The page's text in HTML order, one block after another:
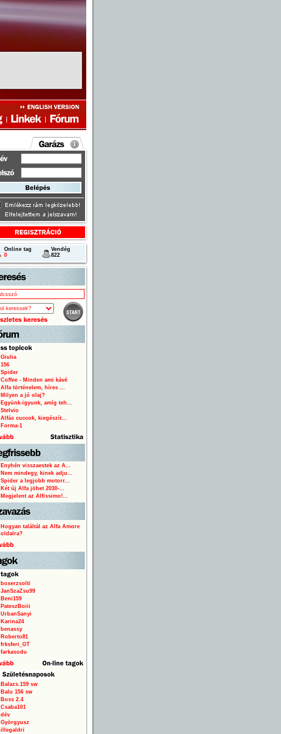
következő
Online tag
0
Vendég
822
Giulia
156
Spider
Coffee - Minden ami kávé
Alfa történelem, híres ...
Milyen a jó olaj?
Együnk-igyunk, amíg teh...
Stelvio
Alfás cuccok, kiegészít...
Forma-1
Enyhén visszaestek az A...
Nem mindegy, kinek adju...
Spider a legjobb motorr...
Két új Alfa jöhet 2030-...
Megjelent az Alfissimo!...
Hogyan találtál az Alfa Amore
oldalra?
boxerzsolti
JanSzaZsu99
Beni159
PateszBoiii
UrbanSanyi
Karina24
benassy
Roberto81
frksferi_GT
farkasodu
Balazs.159 sw
Balu 156 sw
Boss 2.4
Csaba101
dév
Györgyusz
illegaldri